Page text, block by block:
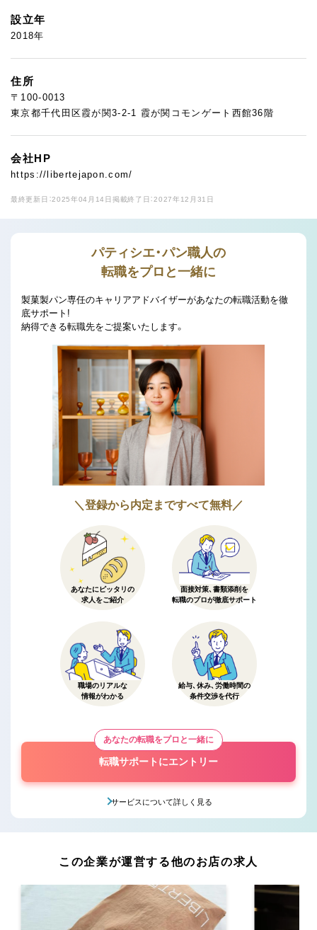
設立年
2018年
住所
〒100-0013
東京都千代田区霞が関3-2-1 霞が関コモンゲート西館36階
会社HP
https://libertejapon.com/
最終更新日：2025年04月14日 掲載終了日：2027年12月31日
パティシエ・パン職人の
転職をプロと一緒に
製菓製パン専任のキャリアアドバイザーがあなたの転職活動を徹
底サポート!
納得できる転職先をご提案いたします。
＼登録から内定まですべて無料／
あなたにピッタリの
求人をご紹介
面接対策、書類添削を
転職のプロが徹底サポート
職場のリアルな
情報がわかる
給与、休み、労働時間の
条件交渉を代行
あなたの転職をプロと一緒に
転職サポートにエントリー
サービスについて詳しく見る
この企業が運営する他のお店の求人